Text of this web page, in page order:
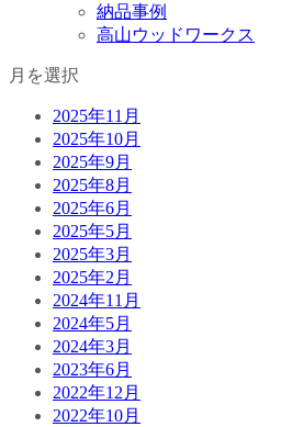
納品事例
高山ウッドワークス
月を選択
2025年11月
2025年10月
2025年9月
2025年8月
2025年6月
2025年5月
2025年3月
2025年2月
2024年11月
2024年5月
2024年3月
2023年6月
2022年12月
2022年10月